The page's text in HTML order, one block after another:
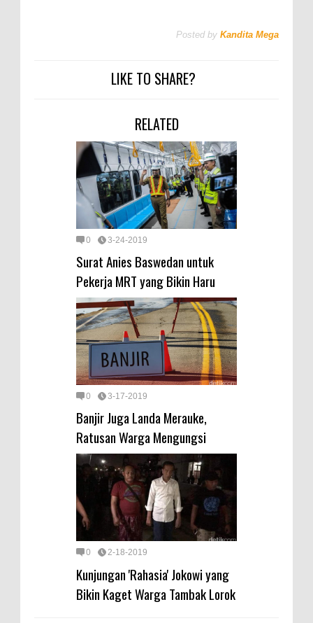
Posted by Kandita Mega
LIKE TO SHARE?
RELATED
0 3-24-2019
Surat Anies Baswedan untuk
Pekerja MRT yang Bikin Haru
0 3-17-2019
Banjir Juga Landa Merauke,
Ratusan Warga Mengungsi
0 2-18-2019
Kunjungan 'Rahasia' Jokowi yang
Bikin Kaget Warga Tambak Lorok